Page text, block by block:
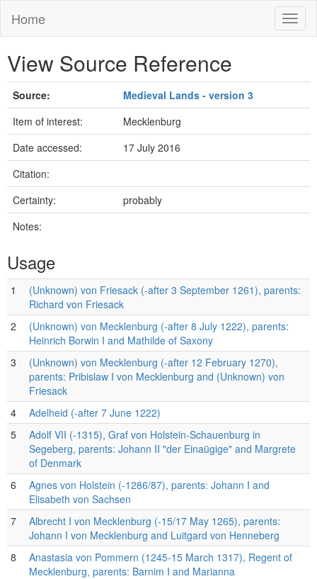
Home
View Source Reference
Source:
Medieval Lands - version 3
Item of interest:
Mecklenburg
Date accessed:
17 July 2016
Citation:
Certainty:
probably
Notes:
Usage
1
(Unknown) von Friesack (-after 3 September 1261), parents:
Richard von Friesack
2
(Unknown) von Mecklenburg (-after 8 July 1222), parents:
Heinrich Borwin I and Mathilde of Saxony
3
(Unknown) von Mecklenburg (-after 12 February 1270),
parents: Pribislaw I von Mecklenburg and (Unknown) von
Friesack
4
Adelheid (-after 7 June 1222)
5
Adolf VII (-1315), Graf von Holstein-Schauenburg in
Segeberg, parents: Johann II "der Einaügige" and Margrete
of Denmark
6
Agnes von Holstein (-1286/87), parents: Johann I and
Elisabeth von Sachsen
7
Albrecht I von Mecklenburg (-15/17 May 1265), parents:
Johann I von Mecklenburg and Luitgard von Henneberg
8
Anastasia von Pommern (1245-15 March 1317), Regent of
Mecklenburg, parents: Barnim I and Marianna